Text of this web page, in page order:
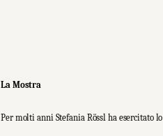
La Mostra
Per molti anni Stefania Rössl ha esercitato